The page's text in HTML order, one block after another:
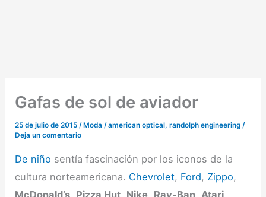
Gafas de sol de aviador
25 de julio de 2015/ Moda /american optical,randolph engineering /
Deja un comentario
De niño sentía fascinación por los iconos de la
cultura norteamericana. Chevrolet, Ford, Zippo,